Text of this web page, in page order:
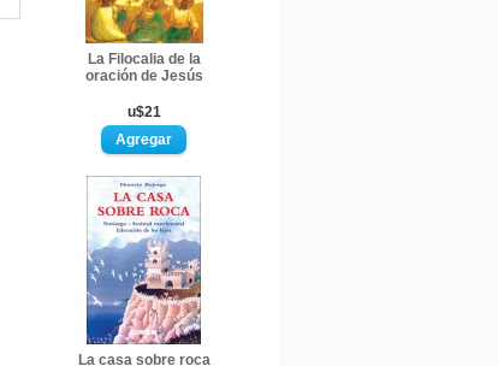
La Filocalia de la
oración de Jesús
u$21
La casa sobre roca